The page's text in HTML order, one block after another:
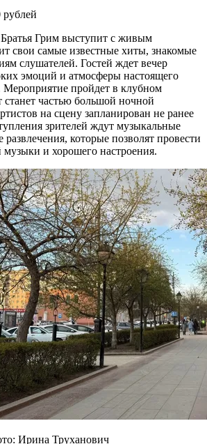
рублей
Грим выступит с живым
свои самые известные хиты, знакомые
слушателей. Гостей ждет вечер
эмоций и атмосферы настоящего
Мероприятие пройдет в клубном
станет частью большой ночной
на сцену запланирован не ранее
зрителей ждут музыкальные
которые позволят провести
и хорошего настроения.
Ирина Труханович